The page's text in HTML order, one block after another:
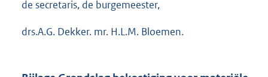
de secretaris, de burgemeester,
drs.A.G. Dekker. mr. H.L.M. Bloemen.